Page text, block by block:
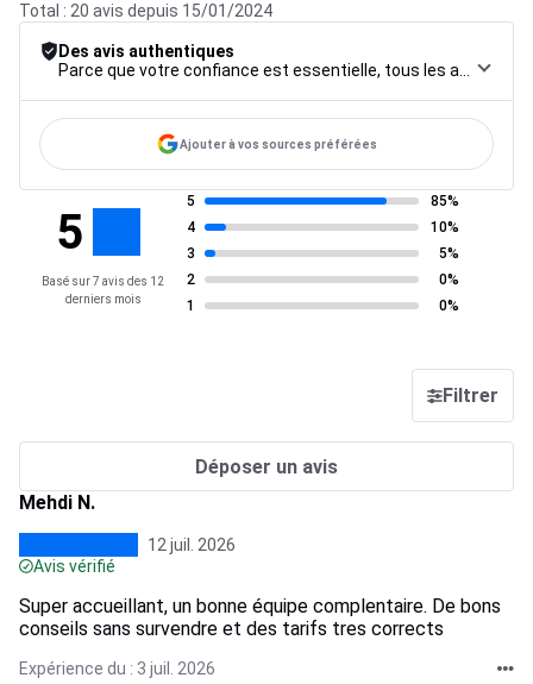
Total : 20 avis depuis 15/01/2024
Des avis authentiques
Ajouter à vos sources préférées
5
Basé sur 7 avis des 12
derniers mois
5
85%
4
10%
3
5%
2
0%
1
0%
Filtrer
Déposer un avis
Mehdi N.
12 juil. 2026
Avis vérifié
Super accueillant, un bonne équipe complentaire. De bons
conseils sans survendre et des tarifs tres corrects
Expérience du : 3 juil. 2026